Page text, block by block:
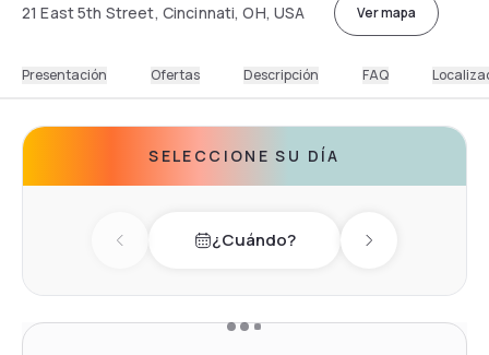
21 East 5th Street, Cincinnati, OH, USA Ver mapa
Presentación Ofertas Descripción FAQ
SELECCIONE SU DÍA
Previous day¿Cuándo? Next day